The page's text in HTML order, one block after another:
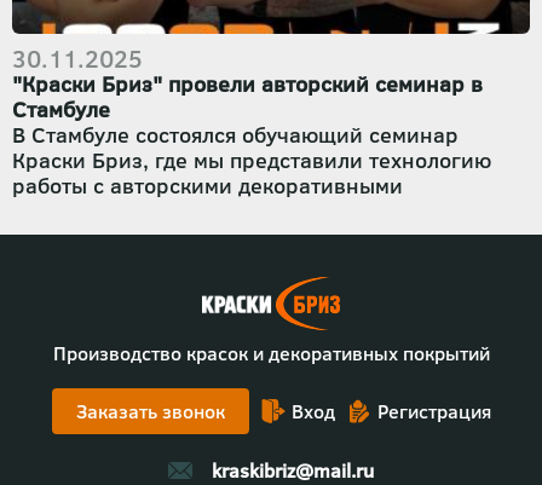
30.11.2025
"Краски Бриз" провели авторский семинар в
Стамбуле
В Стамбуле состоялся обучающий семинар
Краски Бриз, где мы представили технологию
работы с авторскими декоративными
демонстрацию материалов, особенности
Мы показали фактуры, которые разрабатываем и
тестируем на производстве, рассказали о
составе материалов, этапах подготовки
поверхности и ключевых технических нюансах.
Участники смогли задать вопросы, посмотреть
процесс вживую и оценить качество
декоративных решений.
Производство красок и декоративных покрытий
Заказать звонок Вход Регистрация
kraskibriz@mail.ru